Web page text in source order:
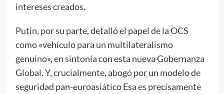
intereses creados.
Putin, por su parte, detalló el papel de la OCS
como «vehículo para un multilateralismo
genuino», en sintonía con esta nueva Gobernanza
Global. Y, crucialmente, abogó por un modelo de
seguridad pan-euroasiático Esa es precisamente